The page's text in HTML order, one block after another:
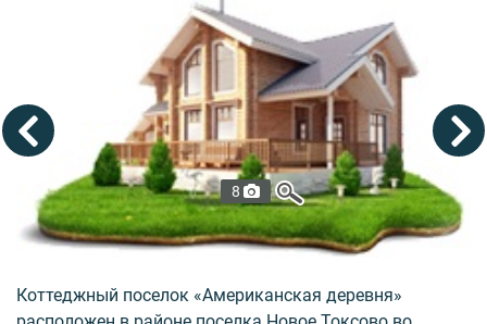
8
Коттеджный поселок «Американская деревня»